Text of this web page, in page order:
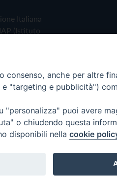
Italiana
(Istituto
anche per altre
"targeting e pubblicità")
puoi avere
o chiudendo questa
disponibili nella cookie